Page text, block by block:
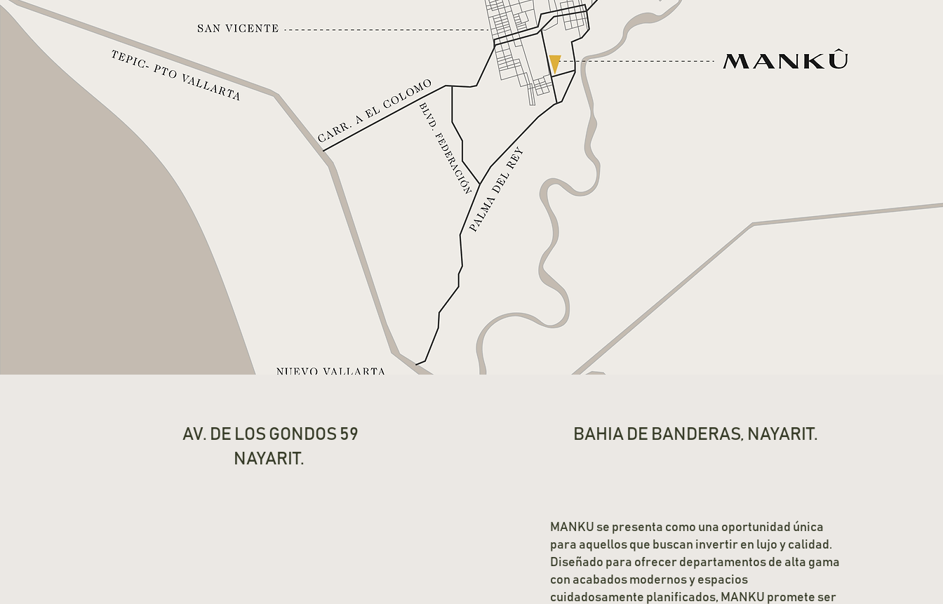
AV. DE LOS GONDOS 59
NAYARIT.
BAHIA DE BANDERAS, NAYARIT.
MANKU se presenta como una oportunidad única
para aquellos que buscan invertir en lujo y calidad.
Diseñado para ofrecer departamentos de alta gama
con acabados modernos y espacios
cuidadosamente planificados, MANKU promete ser